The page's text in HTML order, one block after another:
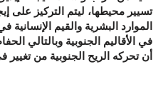
تسيير محيطها، ليتم التركيز على
الموارد البشرية والقيم
في الأقاليم الجنوبية وبالتالي
أن تحركه الريح الجنوبية من تغيير